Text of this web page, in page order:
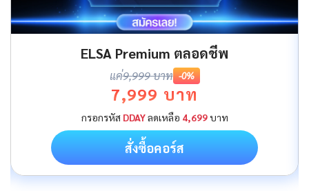
ELSA Premium ตลอดชีพ
แค่9,999 บาท -0%
7,999 บาท
กรอกรหัส DDAYลดเหลือ 4,699บาท
สั่งซื้อคอร์ส